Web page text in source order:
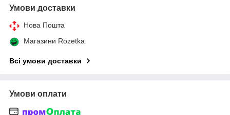
Умови доставки
Нова Пошта
Магазини Rozetka
Всі умови доставки
Умови оплати